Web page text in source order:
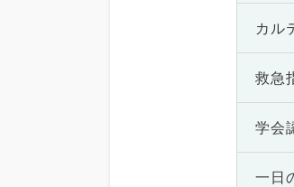
カル
救急
学会
一日